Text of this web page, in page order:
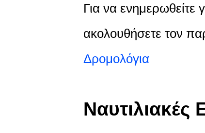
Για να ενημερωθείτε
ακολουθήσετε τον
Δρομολόγια
Ναυτιλιακές